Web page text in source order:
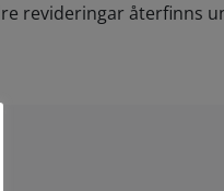
revideringar återfinns